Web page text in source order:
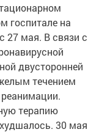
госпитале на
27 мая. В связи с
двусторонней
течением
терапию
30 мая